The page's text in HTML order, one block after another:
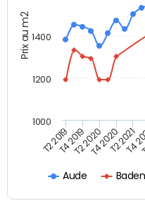
Prix au m2
Aude
T2 2019T4 2019T2 2020T4 2020T2 2021
T4
1200
1400
1000